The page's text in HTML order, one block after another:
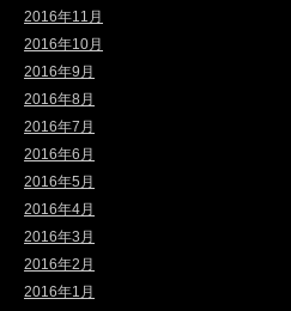
2016年11月
2016年10月
2016年9月
2016年8月
2016年7月
2016年6月
2016年5月
2016年4月
2016年3月
2016年2月
2016年1月